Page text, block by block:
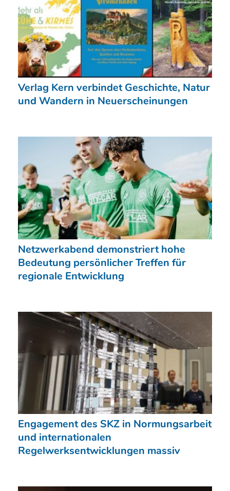
Verlag Kern verbindet Geschichte, Natur
und Wandern in Neuerscheinungen
Netzwerkabend demonstriert hohe
Bedeutung persönlicher Treffen für
regionale Entwicklung
Engagement des SKZ in Normungsarbeit
und internationalen
Regelwerksentwicklungen massiv